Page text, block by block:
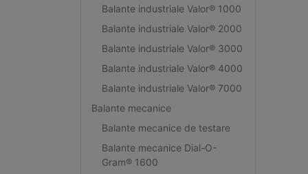
Balante industriale Valor® 1000
Balante industriale Valor® 2000
Balante industriale Valor® 3000
Balante industriale Valor® 4000
Balante industriale Valor® 7000
Balante mecanice
Balante mecanice de testare
Balante mecanice Dial-O-
Gram® 1600